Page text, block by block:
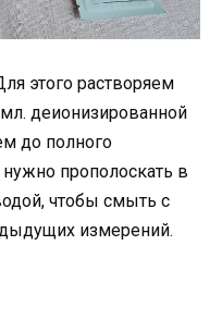
этого растворяем
деионизированной
до полного
прополоскать в
чтобы смыть с
измерений.